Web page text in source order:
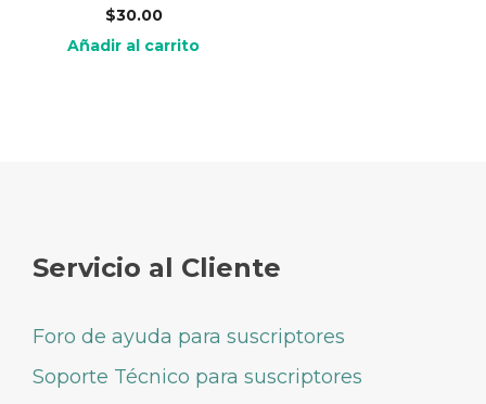
Valorado en
$30.00
Añadir al carrito
Servicio al Cliente
Foro de ayuda para suscriptores
Soporte Técnico para suscriptores